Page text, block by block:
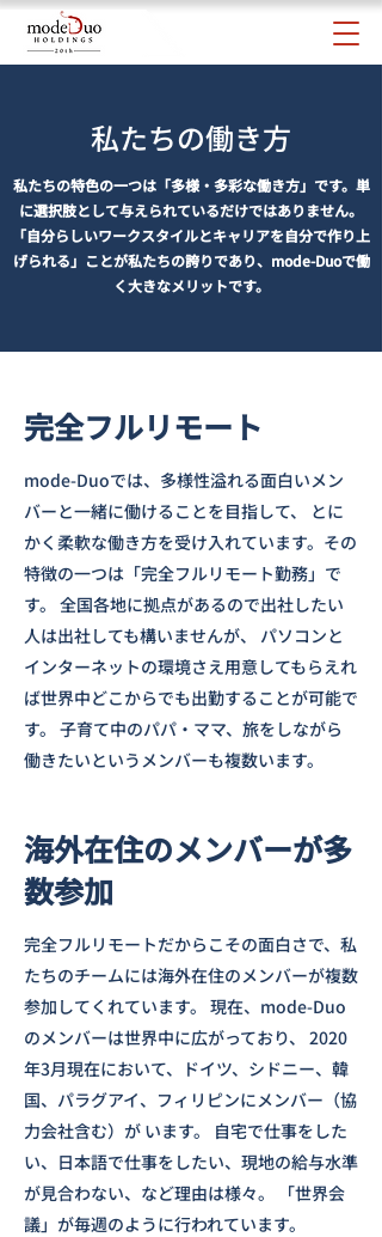
​​私たちの働き方
私たちの特色の一つは「多様・多彩な働き方」です。単
に選択肢として与えられているだけではありません。
「自分らしいワークスタイルとキャリアを自分で作り上
げられる」ことが私たちの誇りであり、mode-Duoで働
く大きなメリットです。
​​完全フルリモート
mode-Duoでは、多様性溢れる面白いメン
バーと一緒に働けることを目指して、 とに
かく柔軟な働き方を受け入れています。その
特徴の一つは「完全フルリモート勤務」で
す。 全国各地に拠点があるので出社したい
人は出社しても構いませんが、 パソコンと
インターネットの環境さえ用意してもらえれ
ば世界中どこからでも出勤することが可能で
す。 子育て中のパパ・ママ、旅をしながら
働きたいというメンバーも複数います。
海外在住のメンバーが多
数参加
完全フルリモートだからこその面白さで、私
たちのチームには海外在住のメンバーが複数
参加してくれています。 現在、mode-Duo
のメンバーは世界中に広がっており、 2020
年3月現在において、ドイツ、シドニー、韓
国、パラグアイ、フィリピンにメンバー（協
力会社含む）が います。 自宅で仕事をした
い、日本語で仕事をしたい、現地の給与水準
が見合わない、など理由は様々。 「世界会
議」が毎週のように行われています。